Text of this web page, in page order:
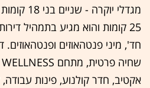
מגדלי
חד', מיני פנטהאוזים ופנטהאוזים.
אקטיב, חדר קולנוע, פינות עבודה,